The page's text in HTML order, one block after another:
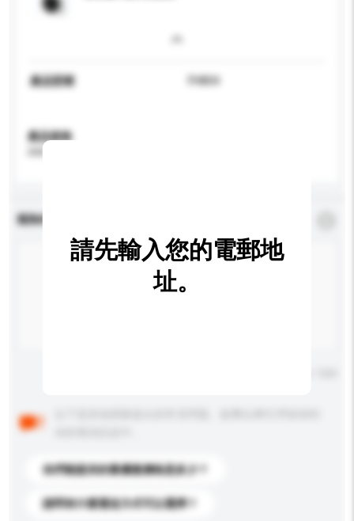
產品型號 FH804
產品規格
查詢內容
你們能提供的最優惠價格是多少？
請問有什麼運送方式可以選擇？
請先輸入您的電郵地
址。